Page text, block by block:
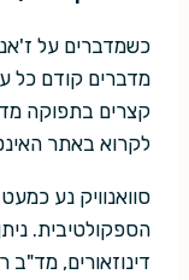
כשמדברים על
מדברים קודם כל
קצרים בתפוקה
לקרוא באתר
סוואנוויק נע
הספקולטיבית.
דינוזאורים,